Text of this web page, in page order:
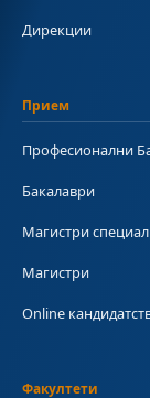
Дирекции
Прием
Професионални
Бакалаври
Магистри
Магистри
Online
Факултети